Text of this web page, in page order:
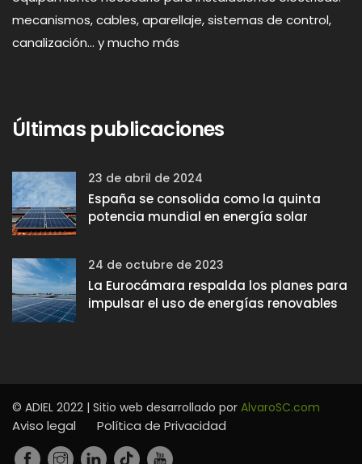
mecanismos, cables, aparellaje, sistemas de control,
canalización... y mucho más
Últimas publicaciones
23 de abril de 2024
España se consolida como la quinta
potencia mundial en energía solar
24 de octubre de 2023
La Eurocámara respalda los planes para
impulsar el uso de energías renovables
© ADIEL 2022 | Sitio web desarrollado por AlvaroSC.com
Aviso legal Política de Privacidad